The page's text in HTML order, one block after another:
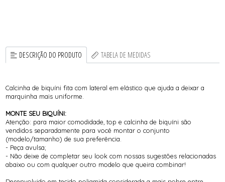
DESCRIÇÃO DO PRODUTO TABELA DE MEDIDAS
Calcinha de biquíni fita com lateral em elástico que ajuda a deixar a
marquinha mais uniforme.
MONTE SEU BIQUÍNI:
Atenção: para maior comodidade, top e calcinha de biquíni são
vendidos separadamente para você montar o conjunto
(modelo/tamanho) de sua preferência.
- Peça avulsa;
- Não deixe de completar seu look com nossas sugestões relacionadas
abaixo ou com qualquer outro modelo que queira combinar!